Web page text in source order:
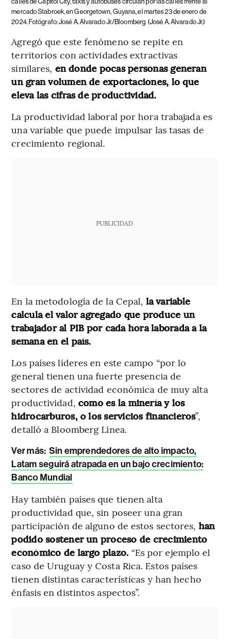
mercado Stabroek, en Georgetown, Guyana, el martes 23 de enero de
2024. Fotógrafo: José A. Alvarado Jr./Bloomberg (José A. Alvarado Jr.)
Agregó que este fenómeno se repite en
territorios con actividades extractivas
similares, en donde pocas personas generan
un gran volumen de exportaciones, lo que
eleva las cifras de productividad.
La productividad laboral por hora trabajada es
una variable que puede impulsar las tasas de
crecimiento regional.
PUBLICIDAD
En la metodología de la Cepal, la variable
calcula el valor agregado que produce un
trabajador al PIB por cada hora laborada a la
semana en el país.
Los países líderes en este campo “por lo
general tienen una fuerte presencia de
sectores de actividad económica de muy alta
productividad, como es la minería y los
hidrocarburos, o los servicios financieros”,
detalló a Bloomberg Línea.
Ver más: Sin emprendedores de alto impacto,
Latam seguirá atrapada en un bajo crecimiento:
Banco Mundial
Hay también países que tienen alta
productividad que, sin poseer una gran
participación de alguno de estos sectores, han
podido sostener un proceso de crecimiento
económico de largo plazo. “Es por ejemplo el
caso de Uruguay y Costa Rica. Estos países
tienen distintas características y han hecho
énfasis en distintos aspectos”.